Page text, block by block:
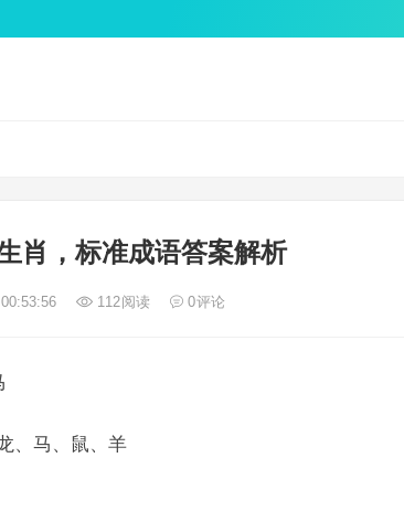
肖，标准成语答案解析
112阅读 0评论
、马、鼠、羊